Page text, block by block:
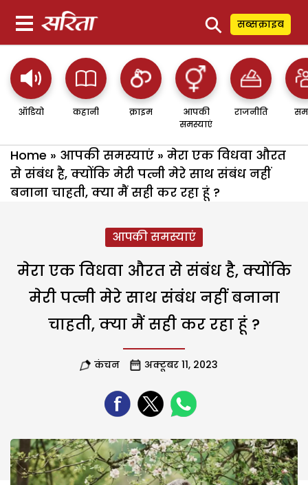
⚲ सब्सक्राइब
ऑडियो कहानी क्राइम
आपकी
समस्याएं
राजनीति
Home » आपकी समस्याएं » मेरा एक विधवा औरत
से संबंध है, क्योंकि मेरी पत्नी मेरे साथ संबंध नहीं
बनाना चाहती, क्या मैं सही कर रहा हूं ?
आपकी समस्याएं
मेरा एक विधवा औरत से संबंध है, क्योंकि
मेरी पत्नी मेरे साथ संबंध नहीं बनाना
चाहती, क्या मैं सही कर रहा हूं ?
कंचन अक्टूबर 11, 2023